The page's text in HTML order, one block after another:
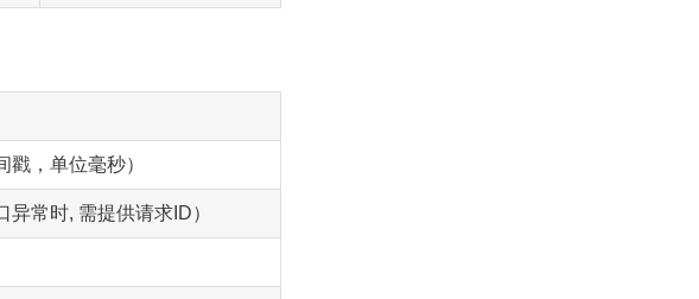
戳，单位毫秒）
异常时, 需提供请求ID）